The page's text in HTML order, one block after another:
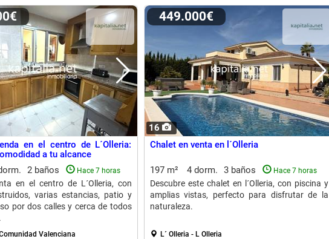
en el centro de L´Olleria:
a tu alcance
2 baños Hace 7 horas
en el centro de L´Olleria, con
varias estancias, patio y
por dos calles y cerca de todos
Valenciana
16
449.000€
Chalet en venta en l´Olleria
197 m² 4 dorm. 3 baños Hace 7 horas
Descubre este chalet en l´Olleria, con piscina y
amplias vistas, perfecto para disfrutar de la
naturaleza.
L´ Olleria - L Olleria